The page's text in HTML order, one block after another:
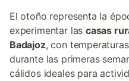
El otoño representa la
experimentar lascasas
Badajoz, con
durante las primeras
cálidos ideales para